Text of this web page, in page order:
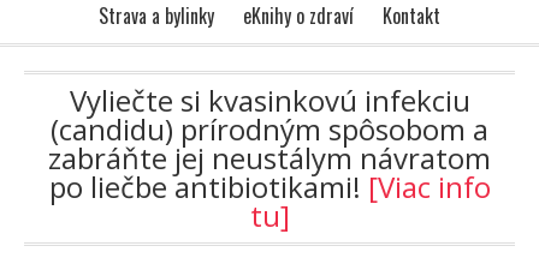
Strava a bylinky
eKnihy o zdraví Kontakt
Vyliečte si kvasinkovú infekciu
(candidu) prírodným spôsobom a
zabráňte jej neustálym návratom
po liečbe antibiotikami! [Viac info
tu]